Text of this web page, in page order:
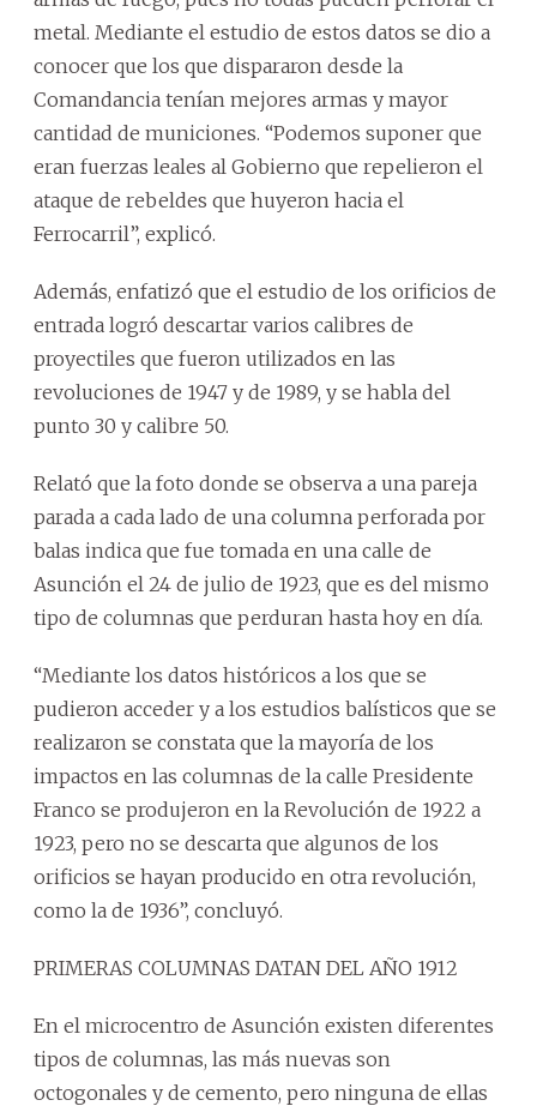
metal. Mediante el estudio de estos datos se dio a
conocer que los que dispararon desde la
Comandancia tenían mejores armas y mayor
cantidad de municiones. “Podemos suponer que
eran fuerzas leales al Gobierno que repelieron el
ataque de rebeldes que huyeron hacia el
Ferrocarril”, explicó.
Además, enfatizó que el estudio de los orificios de
entrada logró descartar varios calibres de
proyectiles que fueron utilizados en las
revoluciones de 1947 y de 1989, y se habla del
punto 30 y calibre 50.
Relató que la foto donde se observa a una pareja
parada a cada lado de una columna perforada por
balas indica que fue tomada en una calle de
Asunción el 24 de julio de 1923, que es del mismo
tipo de columnas que perduran hasta hoy en día.
“Mediante los datos históricos a los que se
pudieron acceder y a los estudios balísticos que se
realizaron se constata que la mayoría de los
impactos en las columnas de la calle Presidente
Franco se produjeron en la Revolución de 1922 a
1923, pero no se descarta que algunos de los
orificios se hayan producido en otra revolución,
como la de 1936”, concluyó.
PRIMERAS COLUMNAS DATAN DEL AÑO 1912
En el microcentro de Asunción existen diferentes
tipos de columnas, las más nuevas son
octogonales y de cemento, pero ninguna de ellas